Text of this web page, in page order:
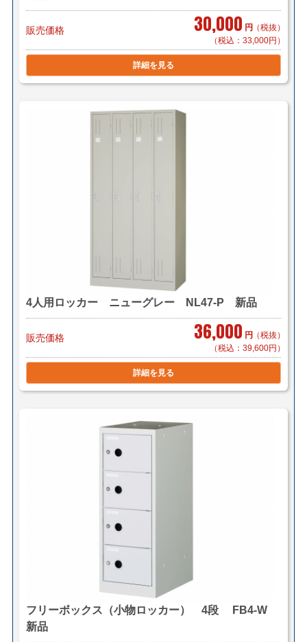
販売価格 30,000 円 （税抜）
（税込：33,000円）
詳細を見る
4人用ロッカー ニューグレー NL47-P 新品
販売価格 36,000 円 （税抜）
（税込：39,600円）
詳細を見る
フリーボックス（小物ロッカー） 4段 FB4-W
新品